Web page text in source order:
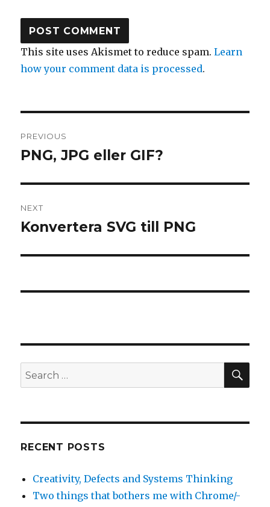
This site uses Akismet to reduce spam.Learn
how your comment data is processed.
navigation
PREVIOUS
Previous
PNG, JPG eller GIF?
NEXT
Next
Konvertera SVG till PNG
Search
for:
RECENT POSTS
Creativity, Defects and Systems Thinking
Two things that bothers me with Chrome/-